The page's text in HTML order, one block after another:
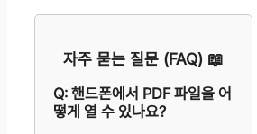
자주 묻는 질문 (FAQ) 📖
Q: 핸드폰에서 PDF 파일을 어
떻게 열 수 있나요?